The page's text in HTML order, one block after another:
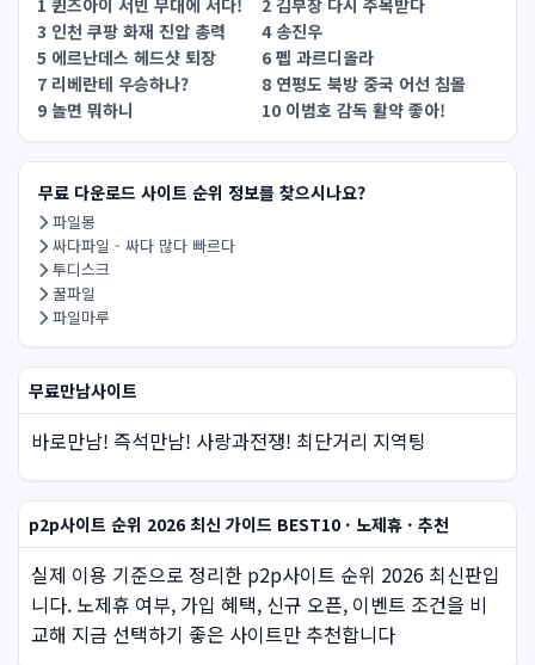
1 퀸즈아이 서빈 무대에 서다!
2 김부장 다시 주목받다
3 인천 쿠팡 화재 진압 총력
4 송진우
5 에르난데스 헤드샷 퇴장
6 펩 과르디올라
7 리베란테 우승하나?
8 연평도 북방 중국 어선 침몰
9 놀면 뭐하니
10 이범호 감독 활약 좋아!
무료 다운로드 사이트 순위 정보를 찾으시나요?
파일몽
싸다파일 - 싸다 많다 빠르다
투디스크
꿀파일
파일마루
무료만남사이트
바로만남! 즉석만남! 사랑과전쟁! 최단거리 지역팅
p2p사이트 순위 2026 최신 가이드 BEST10 · 노제휴 · 추천
실제 이용 기준으로 정리한 p2p사이트 순위 2026 최신판입
니다. 노제휴 여부, 가입 혜택, 신규 오픈, 이벤트 조건을 비
교해 지금 선택하기 좋은 사이트만 추천합니다